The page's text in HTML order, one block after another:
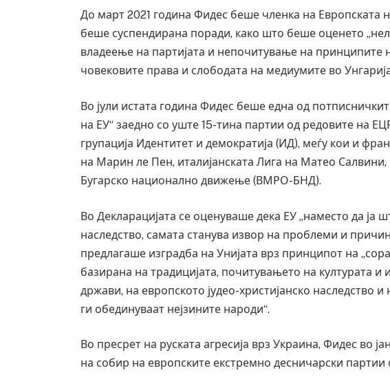
До март 2021 година Фидес беше членка на Европската
беше суспендирана поради, како што беше оценето
владеење на партијата и непочитување на принципите
човековите права и слободата на медиумите во
Во јули истата година Фидес беше една од
на ЕУ“ заедно со уште 15-тина партии од редовите на
групација Идентитет и демократија (ИД), меѓу кои и
на Марин ле Пен, италијанската Лига на Матео
Бугарско национално движење (ВМРО-БНД).
Во Декларацијата се оценуваше дека ЕУ „наместо да ја
наследство, самата станува извор на проблеми и
предлагаше изградба на Унијата врз принципот на
базирана на традицијата, почитувањето на културата и
држави, на европското јудео-христијанско наследство
ги обединуваат нејзините народи“.
Во пресрет на руската агресија врз Украина, Фидес во
на собир на европските екстремно десничарски партии